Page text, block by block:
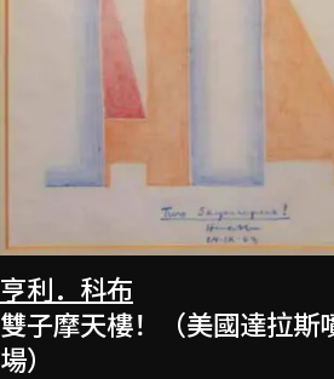
亨利．科布
雙子摩天樓！（美國達拉斯
場）